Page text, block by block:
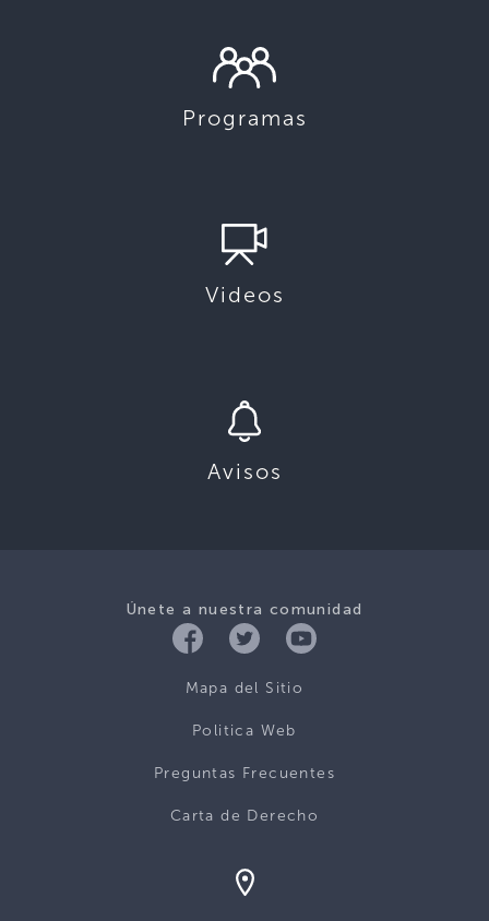
Programas
Videos
Avisos
Únete a nuestra comunidad
Mapa del Sitio
Politica Web
Preguntas Frecuentes
Carta de Derecho